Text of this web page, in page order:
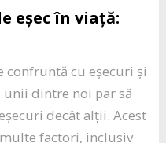
eșec în viață:
confruntă cu eșecuri și
unii dintre noi par să
decât alții. Acest
factori, inclusiv